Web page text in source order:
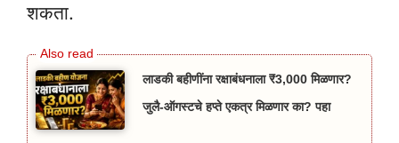
शकता.
लाडकी बहीणींना रक्षाबंधनाला ₹3,000 मिळणार?
जुलै-ऑगस्टचे हप्ते एकत्र मिळणार का? पहा